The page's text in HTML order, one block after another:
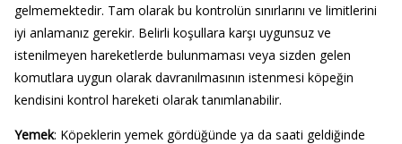
gelmemektedir. Tam olarak bu kontrolün sınırlarını ve limitlerini
iyi anlamanız gerekir. Belirli koşullara karşı uygunsuz ve
istenilmeyen hareketlerde bulunmaması veya sizden gelen
komutlara uygun olarak davranılmasının istenmesi köpeğin
kendisini kontrol hareketi olarak tanımlanabilir.
Yemek: Köpeklerin yemek gördüğünde ya da saati geldiğinde